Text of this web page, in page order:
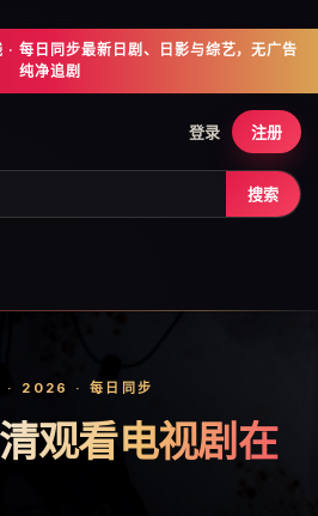
· 每日同步最新日剧、日影与综艺，无广告
纯净追剧
搜索
登录 注册
2026 · 每日同步
观看电视剧在